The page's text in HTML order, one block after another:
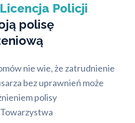
Licencja Policji
polisę
nie wie, że zatrudnienie
bez uprawnień może
polisy